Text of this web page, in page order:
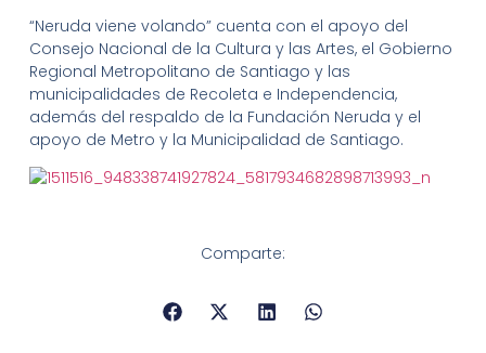
“Neruda viene volando” cuenta con el apoyo del
Consejo Nacional de la Cultura y las Artes, el Gobierno
Regional Metropolitano de Santiago y las
municipalidades de Recoleta e Independencia,
además del respaldo de la Fundación Neruda y el
apoyo de Metro y la Municipalidad de Santiago.
Comparte: